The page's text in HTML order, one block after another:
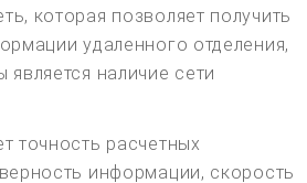
которая позволяет получить
удаленного отделения,
наличие сети
точность расчетных
информации, скорость